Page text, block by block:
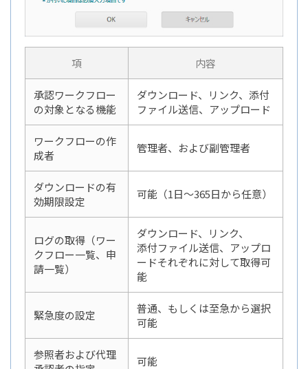
項 内容
承認ワークフロー
の対象となる機能
ダウンロード、リンク、 添付
ファイル送信、アップロード
ワークフローの作
成者
管理者、および副管理者
ダウンロードの有
効期限設定
可能（1日～365日から任意）
ログの取得 （ワー
クフロー一覧、申
請一覧）
ダウンロード、リンク、
添付ファイル送信、アップロ
ードそれぞれに対して取得可
能
緊急度の設定
普通、もしくは至急から選択
可能
参照者および代理
可能